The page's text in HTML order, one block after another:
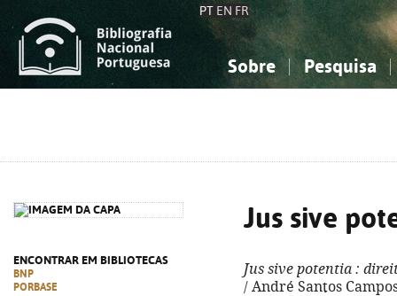
PT EN FR
Sobre Pesquisa
ENCONTRAR EM BIBLIOTECAS
BNP
PORBASE
Jus sive
Jus sive potentia :
/ André Santos